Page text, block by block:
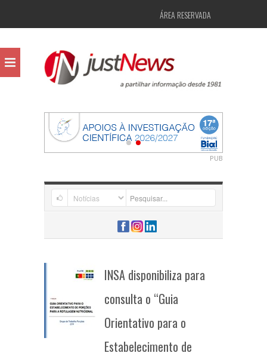
ÁREA RESERVADA
PUB
INSA disponibiliza para
consulta o “Guia
Orientativo para o
Estabelecimento de